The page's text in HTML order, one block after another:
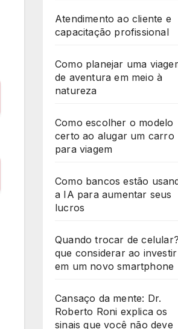
Atendimento ao cliente e
capacitação profissional
Como planejar uma
de aventura em meio à
natureza
Como escolher o modelo
certo ao alugar um carro
para viagem
Como bancos estão
a IA para aumentar seus
lucros
Quando trocar de
que considerar ao investir
em um novo smartphone
Cansaço da mente: Dr.
Roberto Roni explica os
sinais que você não deve